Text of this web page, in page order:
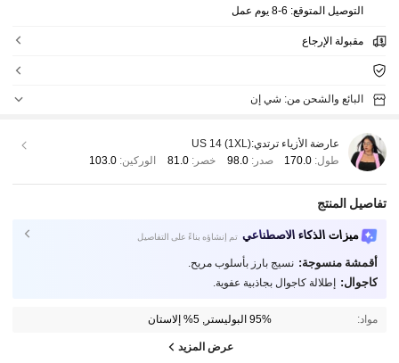
التوصيل المتوقع: 6-8 يوم عمل
مقبولة الإرجاع
البائع والشحن من: شي إن
عارضة الأزياء ترتدي:US 14 (1XL)
طول: 170.0 صدر:98.0 خصر: 81.0 الوركين: 103.0
تفاصيل المنتج
ميزات الذكاء الاصطناعي تم إنشاؤه بناءً على التفاصيل
أقمشة منسوجة: نسيج بارز بأسلوب مريح.
كاجوال: إطلالة كاجوال بجاذبية عفوية.
مواد: 95% البوليستر, 5% إلاستان
عرض المزيد